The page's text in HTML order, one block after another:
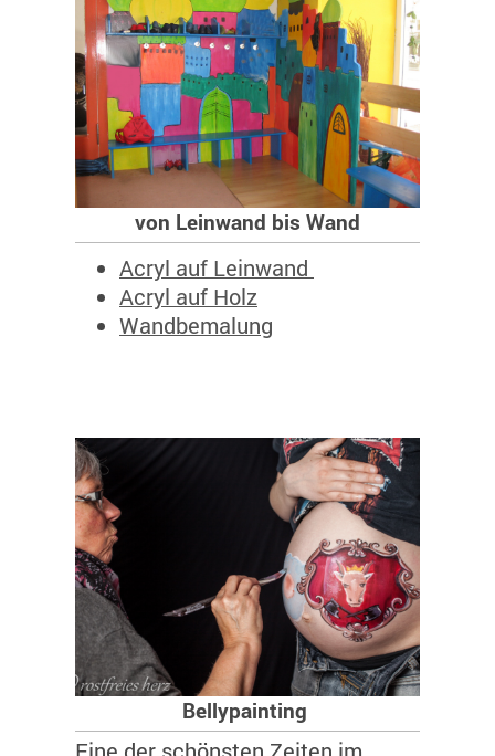
von Leinwand bis Wand
Acryl auf Leinwand
Acryl auf Holz
Wandbemalung
Bellypainting